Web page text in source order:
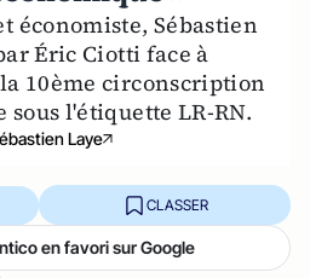
économiste, Sébastien
Éric Ciotti face à
10ème circonscription
sous l'étiquette LR-RN.
Laye
CLASSER
en favori sur Google